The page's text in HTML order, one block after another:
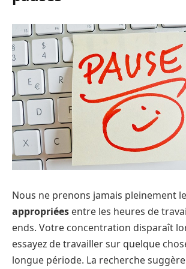
Nous ne prenons jamais pleinement
appropriées entre les heures de
ends. Votre concentration disparaît
essayez de travailler sur quelque
longue période. La recherche